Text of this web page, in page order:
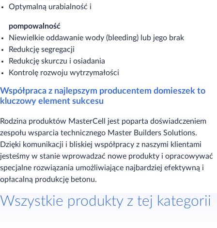
Optymalną urabialność i
pompowalność
Niewielkie oddawanie wody (bleeding) lub jego brak
Redukcję segregacji
Redukcję skurczu i osiadania
Kontrolę rozwoju wytrzymałości
Współpraca z najlepszym producentem domieszek to
kluczowy element sukcesu
Rodzina produktów MasterCell jest poparta doświadczeniem
zespołu wsparcia technicznego Master Builders Solutions.
Dzięki komunikacji i bliskiej współpracy z naszymi klientami
jesteśmy w stanie wprowadzać nowe produkty i opracowywać
specjalne rozwiązania umożliwiające najbardziej efektywną i
opłacalną produkcję betonu.
Wszystkie produkty z tej kategorii